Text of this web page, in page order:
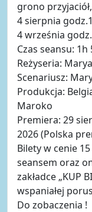
grono
4 sierpnia
4 września
Czas seansu: 1h
Reżyseria:
Scenariusz:
Produkcja:
Maroko
Premiera: 29
2026 (Polska
Bilety w cenie
seansem oraz
zakładce „KUP
wspaniałej
Do zobaczenia !